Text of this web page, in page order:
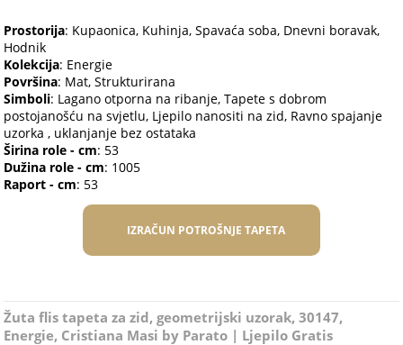
Prostorija: Kupaonica, Kuhinja, Spavaća soba, Dnevni boravak,
Hodnik
Kolekcija: Energie
Površina: Mat, Strukturirana
Simboli: Lagano otporna na ribanje, Tapete s dobrom
postojanošću na svjetlu, Ljepilo nanositi na zid, Ravno spajanje
uzorka , uklanjanje bez ostataka
Širina role - cm: 53
Dužina role - cm: 1005
Raport - cm: 53
IZRAČUN POTROŠNJE TAPETA
Žuta flis tapeta za zid, geometrijski uzorak, 30147,
Energie, Cristiana Masi by Parato | Ljepilo Gratis